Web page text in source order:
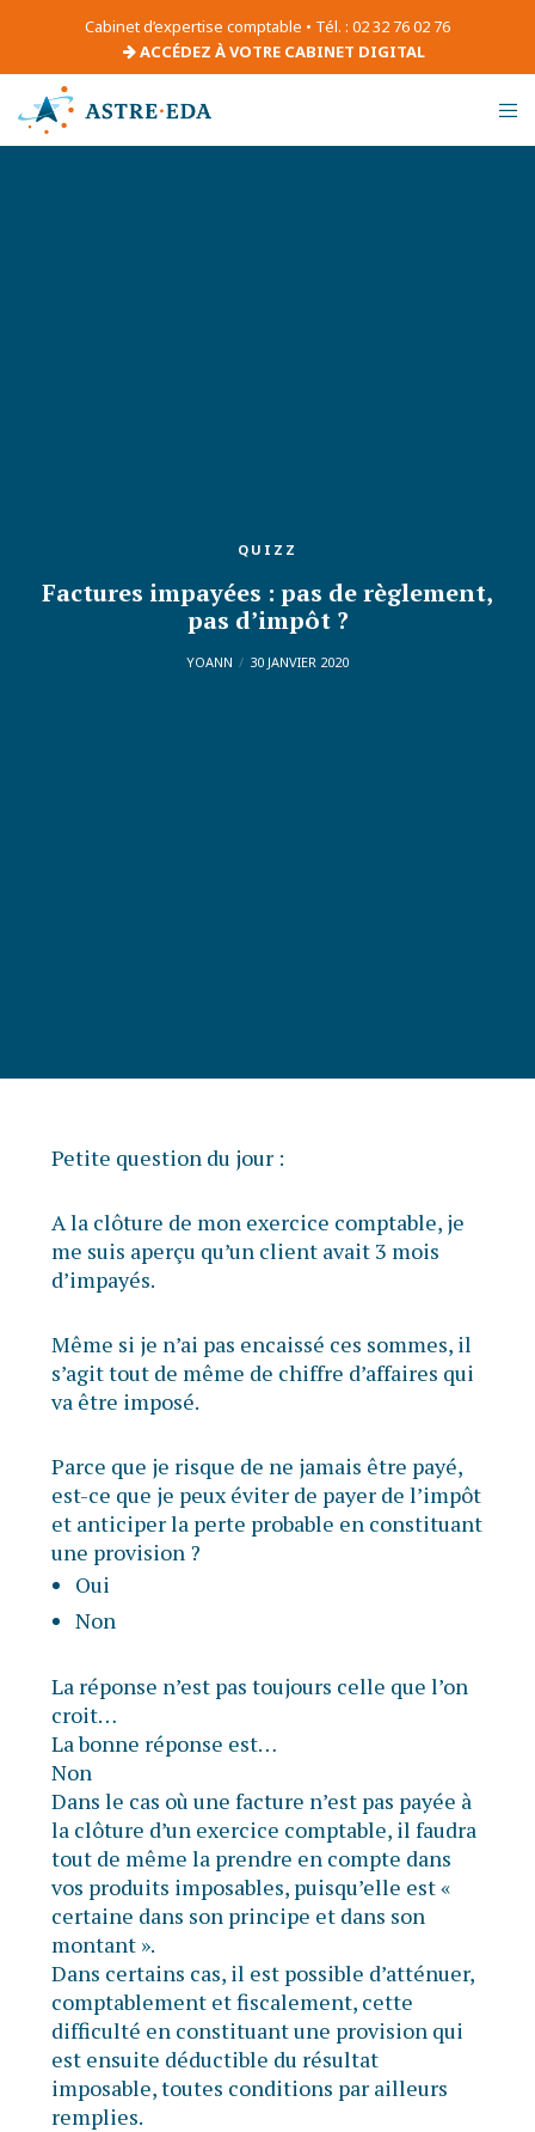
Cabinet d’expertise comptable • Tél. : 02 32 76 02 76
ACCÉDEZ À VOTRE CABINET DIGITAL
QUIZZ
Factures impayées : pas de règlement,
pas d’impôt ?
YOANN 30 JANVIER 2020
Petite question du jour :
A la clôture de mon exercice comptable, je
me suis aperçu qu’un client avait 3 mois
d’impayés.
Même si je n’ai pas encaissé ces sommes, il
s’agit tout de même de chiffre d’affaires qui
va être imposé.
Parce que je risque de ne jamais être payé,
est-ce que je peux éviter de payer de l’impôt
et anticiper la perte probable en constituant
une provision ?
Oui
Non
La réponse n’est pas toujours celle que l’on
croit…
La bonne réponse est…
Non
Dans le cas où une facture n’est pas payée à
la clôture d’un exercice comptable, il faudra
tout de même la prendre en compte dans
vos produits imposables, puisqu’elle est «
certaine dans son principe et dans son
montant ».
Dans certains cas, il est possible d’atténuer,
comptablement et fiscalement, cette
difficulté en constituant une provision qui
est ensuite déductible du résultat
imposable, toutes conditions par ailleurs
remplies.